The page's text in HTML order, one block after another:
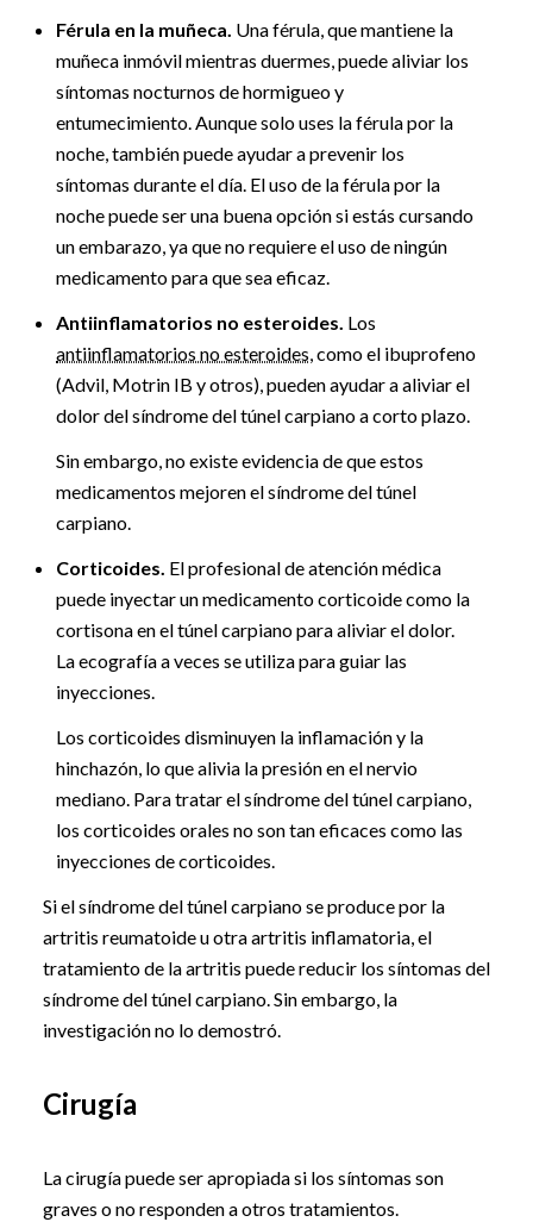
Férula en la muñeca. Una férula, que mantiene la
muñeca inmóvil mientras duermes, puede aliviar los
síntomas nocturnos de hormigueo y
entumecimiento. Aunque solo uses la férula por la
noche, también puede ayudar a prevenir los
síntomas durante el día. El uso de la férula por la
noche puede ser una buena opción si estás cursando
un embarazo, ya que no requiere el uso de ningún
medicamento para que sea eficaz.
Antiinflamatorios no esteroides. Los
antiinflamatorios no esteroides, como el ibuprofeno
(Advil, Motrin IB y otros), pueden ayudar a aliviar el
dolor del síndrome del túnel carpiano a corto plazo.
Sin embargo, no existe evidencia de que estos
medicamentos mejoren el síndrome del túnel
carpiano.
Corticoides. El profesional de atención médica
puede inyectar un medicamento corticoide como la
cortisona en el túnel carpiano para aliviar el dolor.
La ecografía a veces se utiliza para guiar las
inyecciones.
Los corticoides disminuyen la inflamación y la
hinchazón, lo que alivia la presión en el nervio
mediano. Para tratar el síndrome del túnel carpiano,
los corticoides orales no son tan eficaces como las
inyecciones de corticoides.
Si el síndrome del túnel carpiano se produce por la
artritis reumatoide u otra artritis inflamatoria, el
tratamiento de la artritis puede reducir los síntomas del
síndrome del túnel carpiano. Sin embargo, la
investigación no lo demostró.
Cirugía
La cirugía puede ser apropiada si los síntomas son
graves o no responden a otros tratamientos.